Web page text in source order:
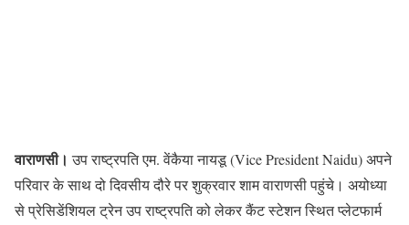
वाराणसी। उप राष्ट्रपति एम. वेंकैया नायडू (Vice President Naidu) अपने
परिवार के साथ दो दिवसीय दौरे पर शुक्रवार शाम वाराणसी पहुंचे। अयोध्या
से प्रेसिडेंशियल ट्रेन उप राष्ट्रपति को लेकर कैंट स्टेशन स्थित प्लेटफार्म